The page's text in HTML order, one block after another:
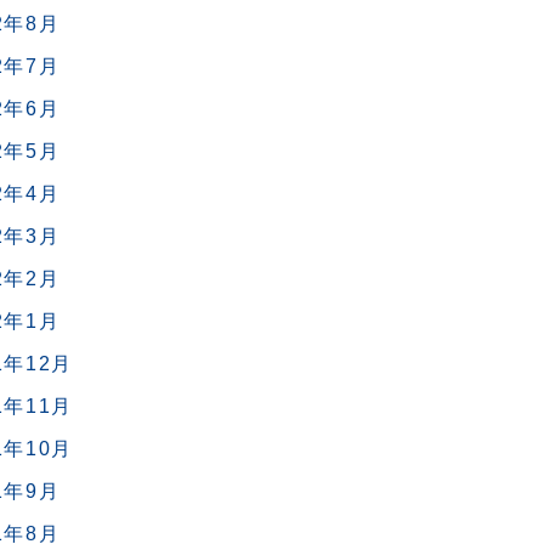
8月
7月
6月
5月
4月
3月
2月
1月
12月
11月
10月
9月
8月